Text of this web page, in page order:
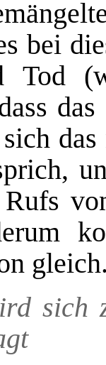
bei
Tod
sich